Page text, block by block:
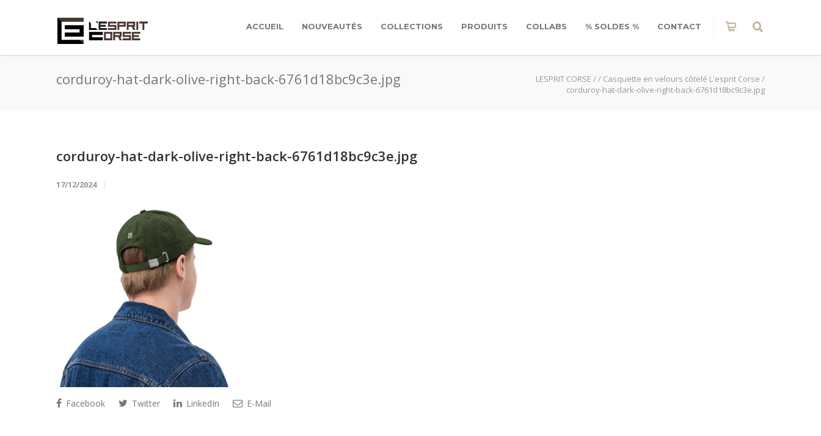
ACCUEIL NOUVEAUTÉS COLLECTIONS PRODUITS COLLABS % SOLDES % CONTACT
corduroy-hat-dark-olive-right-back-6761d18bc9c3e.jpg LESPRIT CORSE // Casquette en velours côtelé L'esprit Corse /
corduroy-hat-dark-olive-right-back-6761d18bc9c3e.jpg
corduroy-hat-dark-olive-right-back-6761d18bc9c3e.jpg
17/12/2024
Facebook Twitter LinkedIn E-Mail